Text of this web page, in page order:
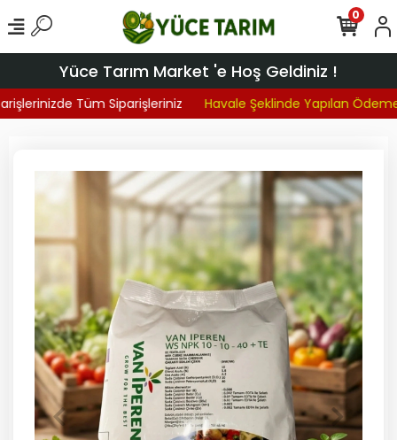
Yüce Tarım Market 'e Hoş Geldiniz !
Tüm Siparişleriniz Havale Şeklinde Yapılan
0